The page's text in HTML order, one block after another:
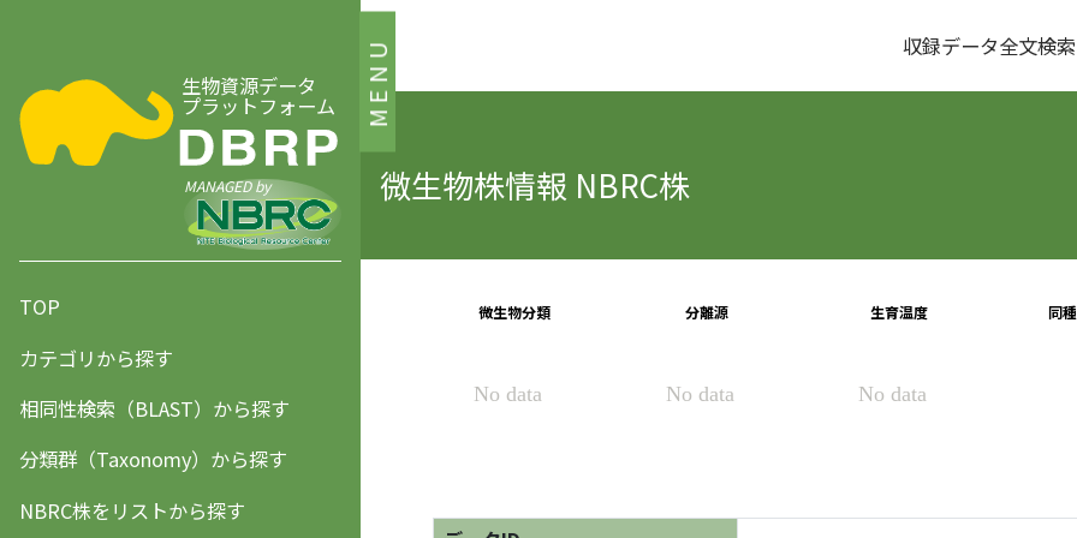
MENU
生物資源データ
プラットフォーム
MANAGED by
TOP
カテゴリから探す
相同性検索（BLAST）から探す
分類群（Taxonomy）から探す
NBRC株をリストから探す
収録データ全文検索
微生物株情報 NBRC株